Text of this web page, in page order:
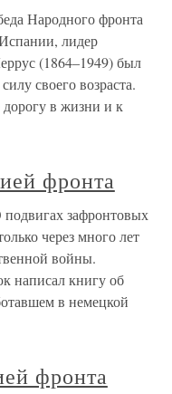
Народного фронта
лидер
(1864–1949) был
своего возраста.
дорогу в жизни и к
фронта
зафронтовых
через много лет
войны.
написал книгу об
в немецкой
фронта